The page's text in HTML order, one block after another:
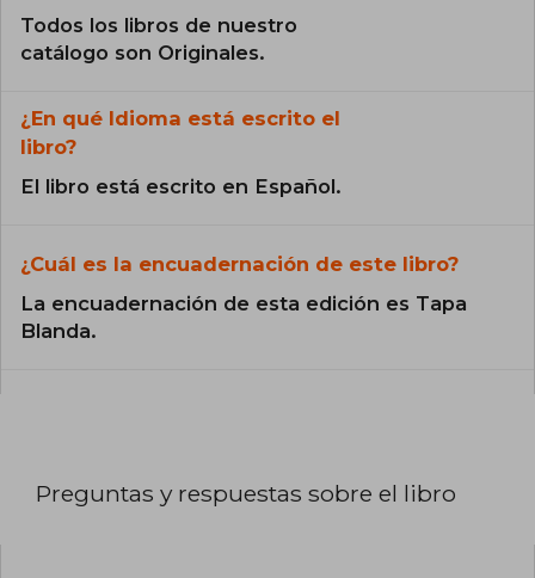
Todos los libros de nuestro
catálogo son Originales.
¿En qué Idioma está escrito el
libro?
El libro está escrito en Español.
¿Cuál es la encuadernación de este libro?
La encuadernación de esta edición es Tapa
Blanda.
Preguntas y respuestas sobre el libro